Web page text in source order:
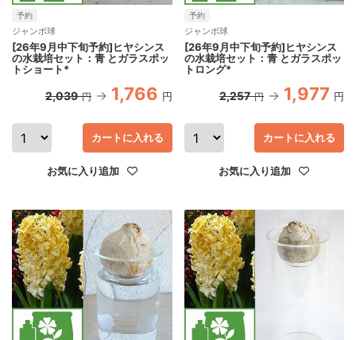
予約
ジャンボ球
[26年9月中下旬予約]ヒヤシンス
の水栽培セット：青 とガラスポッ
トショート*
2,039 円 1,766 円
お気に入り追加
カートに入れる
予約
ジャンボ球
[26年9月中下旬予約]ヒヤシンス
の水栽培セット：青 とガラスポッ
トロング*
2,257 円 1,977 円
お気に入り追加
カートに入れる